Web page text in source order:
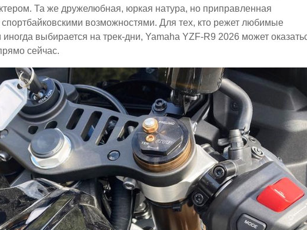
Та же дружелюбная, юркая натура, но приправленная
возможностями. Для тех, кто режет любимые
выбирается на трек-дни, Yamaha YZF-R9 2026 может
сейчас.